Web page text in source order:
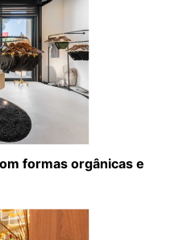
formas orgânicas e